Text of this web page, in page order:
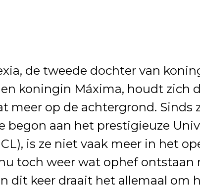
de tweede dochter van
koningin Máxima, houdt zich
meer op de achtergrond. Sinds
begon aan het prestigieuze
is ze niet vaak meer in het
toch weer wat ophef ontstaan
dit keer draait het allemaal om